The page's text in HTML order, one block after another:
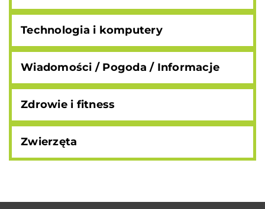
Technologia i komputery
Wiadomości / Pogoda / Informacje
Zdrowie i fitness
Zwierzęta